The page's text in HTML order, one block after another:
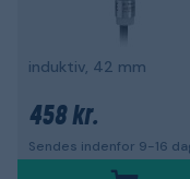
induktiv, 42 mm
458 kr.
Sendes indenfor 9-16